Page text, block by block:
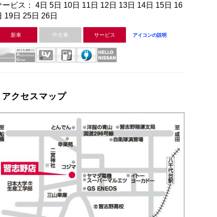
ービス： 4日 5日 10日 11日 12日 13日 14日 15日 16
19日 25日 26日
新車 中古車 サービス アイコンの説明
アクセスマップ